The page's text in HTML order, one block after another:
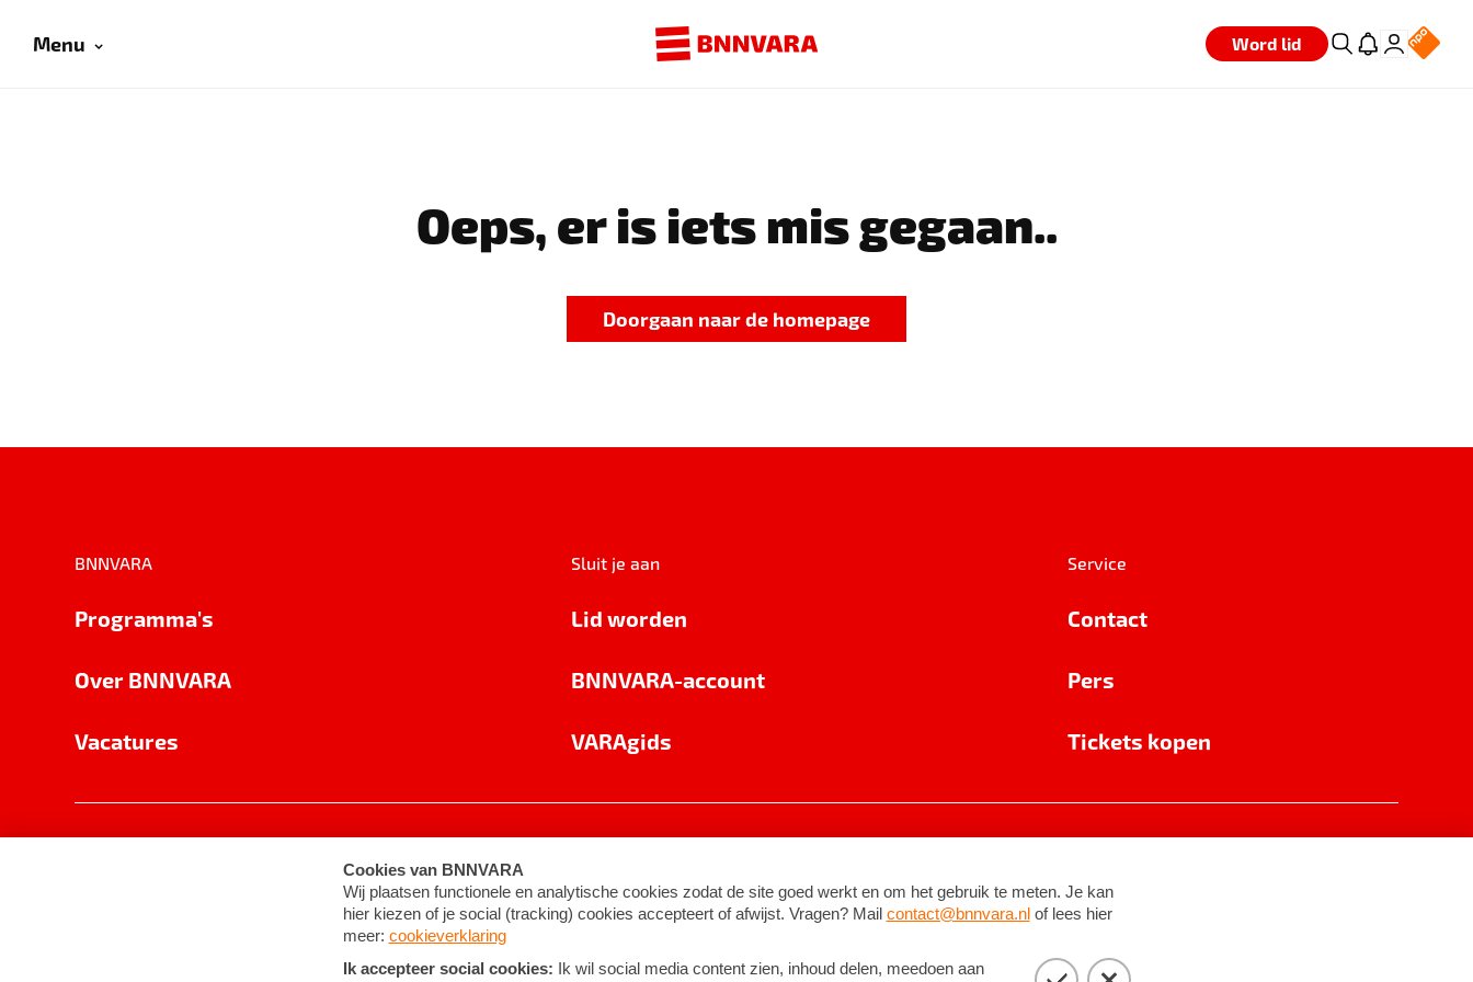
Menu Word lid
Oeps, er is iets mis gegaan..
Doorgaan naar de homepage
BNNVARA
Programma's
Over BNNVARA
Vacatures
Sluit je aan
Lid worden
BNNVARA-account
VARAgids
Service
Contact
Pers
Tickets kopen
Cookie-instellingen Algemene voorwaarden ©2026BNNVARA